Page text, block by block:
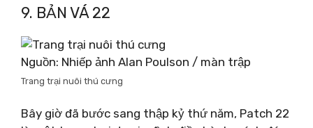
9. BẢN VÁ 22
Nguồn: Nhiếp ảnh Alan Poulson / màn trập
Trang trại nuôi thú cưng
Bây giờ đã bước sang thập kỷ thứ năm, Patch 22